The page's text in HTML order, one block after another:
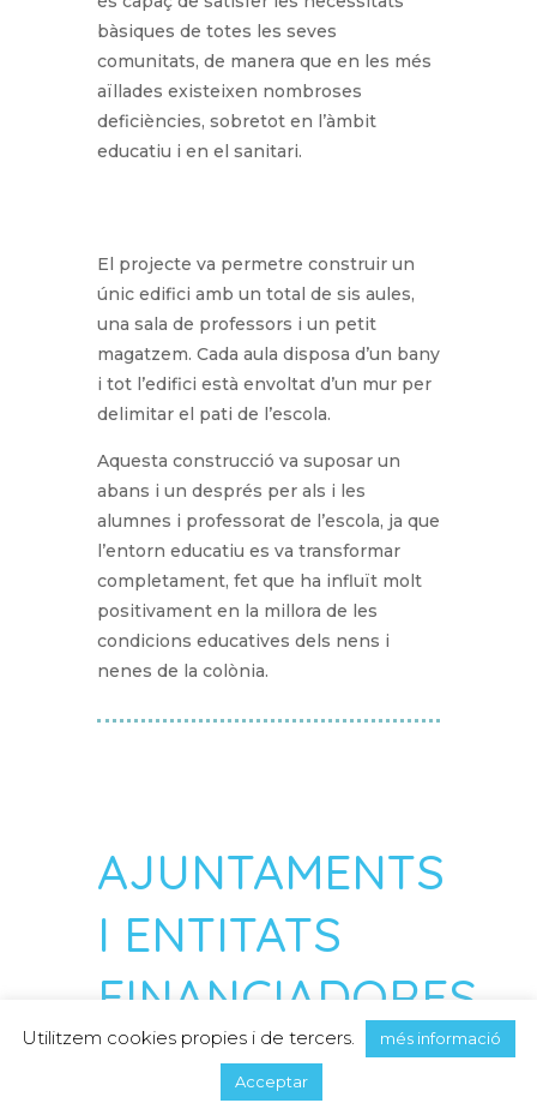
bàsiques de totes les seves
comunitats, de manera que en les més
aïllades existeixen nombroses
deficiències, sobretot en l’àmbit
educatiu i en el sanitari.
El projecte va permetre construir un
únic edifici amb un total de sis aules,
una sala de professors i un petit
magatzem. Cada aula disposa d’un bany
i tot l’edifici està envoltat d’un mur per
delimitar el pati de l’escola.
Aquesta construcció va suposar un
abans i un després per als i les
alumnes i professorat de l’escola, ja que
l’entorn educatiu es va transformar
completament, fet que ha influït molt
positivament en la millora de les
condicions educatives dels nens i
nenes de la colònia.
AJUNTAMENTS
I ENTITATS
FINANCIADORES
Utilitzem cookies propies i de tercers. més informació
Acceptar